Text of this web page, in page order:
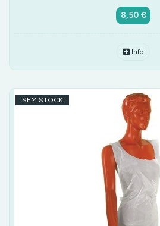
8,50 €
Info
SEM STOCK